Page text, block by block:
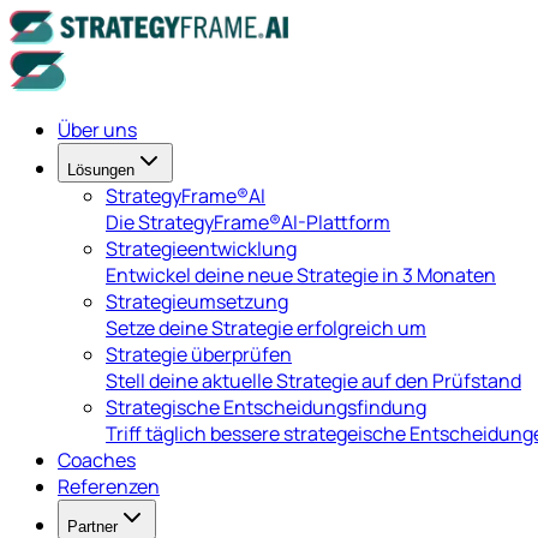
Über uns
Lösungen
StrategyFrame®AI
Die StrategyFrame®AI-Plattform
Strategieentwicklung
Entwickel deine neue Strategie in 3 Monaten
Strategieumsetzung
Setze deine Strategie erfolgreich um
Strategie überprüfen
Stell deine aktuelle Strategie auf den Prüfstand
Strategische Entscheidungsfindung
Triff täglich bessere strategeische
Coaches
Referenzen
Partner